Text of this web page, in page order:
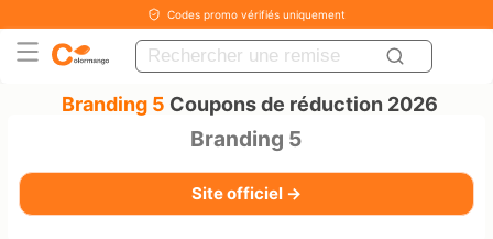
Codes promo vérifiés uniquement
Branding 5 Coupons de réduction 2026
Branding 5
Site officiel →